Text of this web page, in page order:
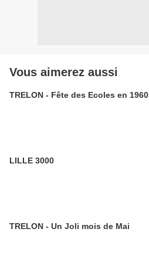
Vous aimerez aussi
TRELON - Fête des Ecoles en 1960
LILLE 3000
TRELON - Un Joli mois de Mai